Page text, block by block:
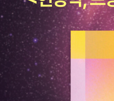
싶은 말 하는 연습을 더 많이 했
한다고 바로 튀어나올 수 없다고
할 것 같은데 유형정리 잘 되어 있
니다아예 책 없이 준비하기엔 감
아니면 몇천 원 더 싼 책 찾아보셔